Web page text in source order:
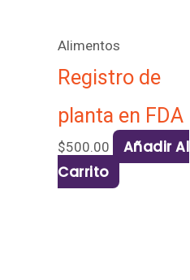
Alimentos
Registro de
planta en FDA
$500.00
Añadir Al
Carrito